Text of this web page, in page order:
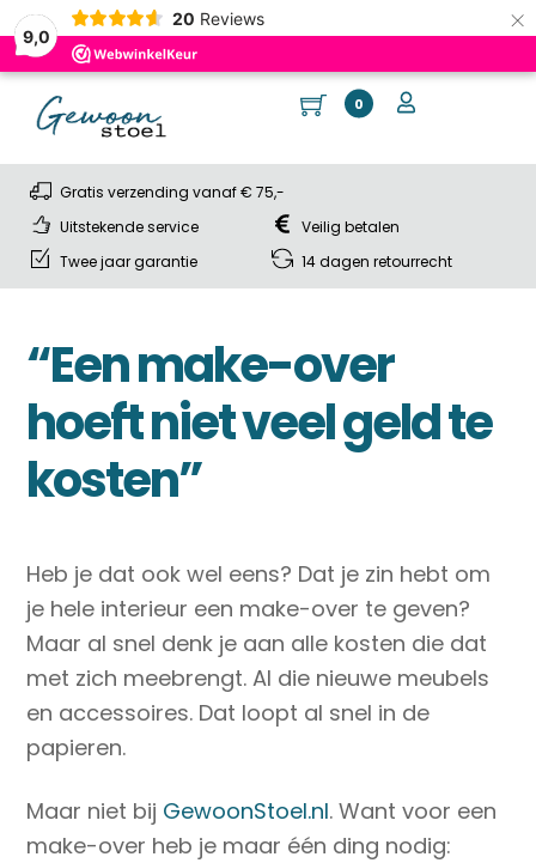
9,0
20 Reviews ×
Skip
content
Cart
0 User
Gratis verzending vanaf € 75,-
Uitstekende service
Veilig betalen
Twee jaar garantie
14 dagen retourrecht
“Een make-over
hoeft niet veel geld te
kosten”
Heb je dat ook wel eens? Dat je zin hebt om
je hele interieur een make-over te geven?
Maar al snel denk je aan alle kosten die dat
met zich meebrengt. Al die nieuwe meubels
en accessoires. Dat loopt al snel in de
papieren.
Maar niet bij GewoonStoel.nl. Want voor een
make-over heb je maar één ding nodig: